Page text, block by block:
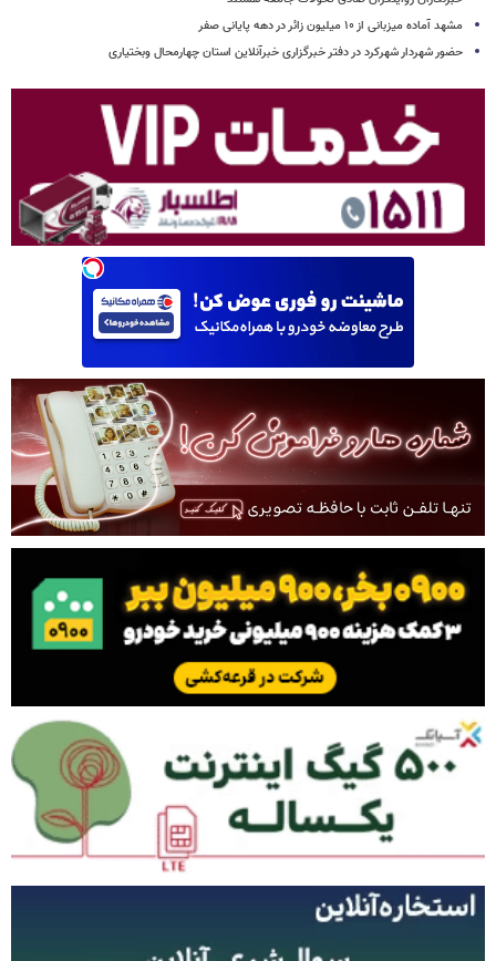
مشهد آماده میزبانی از ۱۰ میلیون زائر در دهه پایانی صفر
حضور شهردار شهرکرد در دفتر خبرگزاری خبرآنلاین استان چهارمحال وبختیاری